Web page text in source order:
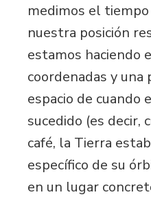
medimos el
nuestra posición
estamos haciendo
coordenadas y una
espacio de cuando
sucedido (es decir,
café, la Tierra
específico de su
en un lugar